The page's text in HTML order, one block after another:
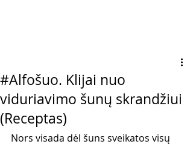
#Alfošuo. Klijai nuo
viduriavimo šunų skrandžiui
(Receptas)
Nors visada dėl šuns sveikatos visų